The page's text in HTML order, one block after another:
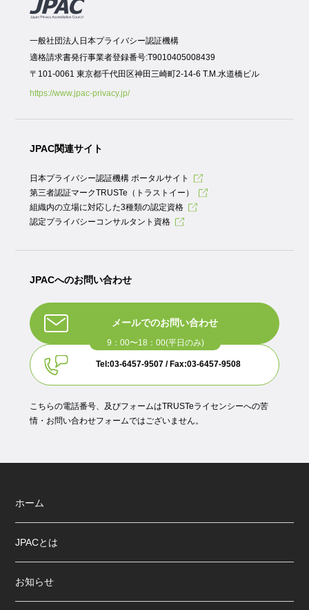
一般社団法人日本プライバシー認証機構
適格請求書発行事業者登録番号:T9010405008439
〒101-0061 東京都千代田区神田三崎町2-14-6 T.M.水道橋ビル
https://www.jpac-privacy.jp/
JPAC関連サイト
日本プライバシー認証機構 ポータルサイト
第三者認証マークTRUSTe（トラストイー）
組織内の立場に対応した3種類の認定資格
認定プライバシーコンサルタント資格
JPACへのお問い合わせ
メールでのお問い合わせ
Tel:03-6457-9507 / Fax:03-6457-9508
こちらの電話番号、及びフォームはTRUSTeライセンシーへの苦
情・お問い合わせフォームではございません。
ホーム
JPACとは
お知らせ